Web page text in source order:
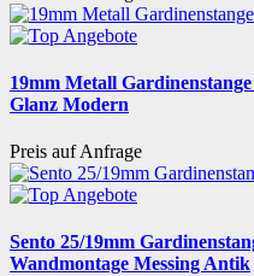
19mm Metall
Glanz Modern
Preis auf Anfrage
Sento 25/19mm
Wandmontage Messing Antik